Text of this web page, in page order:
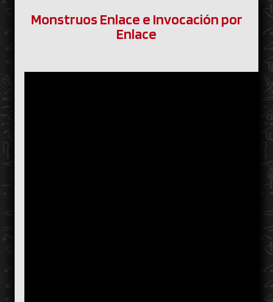
Monstruos Enlace e Invocación por
Enlace